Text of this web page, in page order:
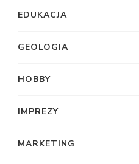
EDUKACJA
GEOLOGIA
HOBBY
IMPREZY
MARKETING